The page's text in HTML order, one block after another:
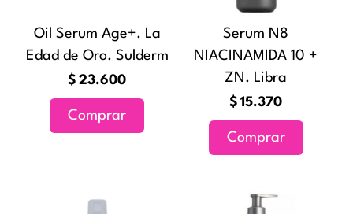
Oil Serum Age+. La
Edad de Oro. Sulderm
$ 23.600
Comprar
Serum N8
NIACINAMIDA 10 +
ZN. Libra
$ 15.370
Comprar